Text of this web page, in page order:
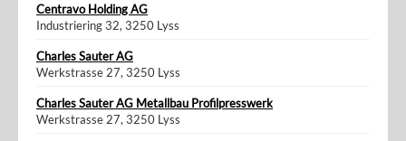
Centravo Holding AG
Industriering 32, 3250 Lyss
Charles Sauter AG
Werkstrasse 27, 3250 Lyss
Charles Sauter AG Metallbau Profilpresswerk
Werkstrasse 27, 3250 Lyss